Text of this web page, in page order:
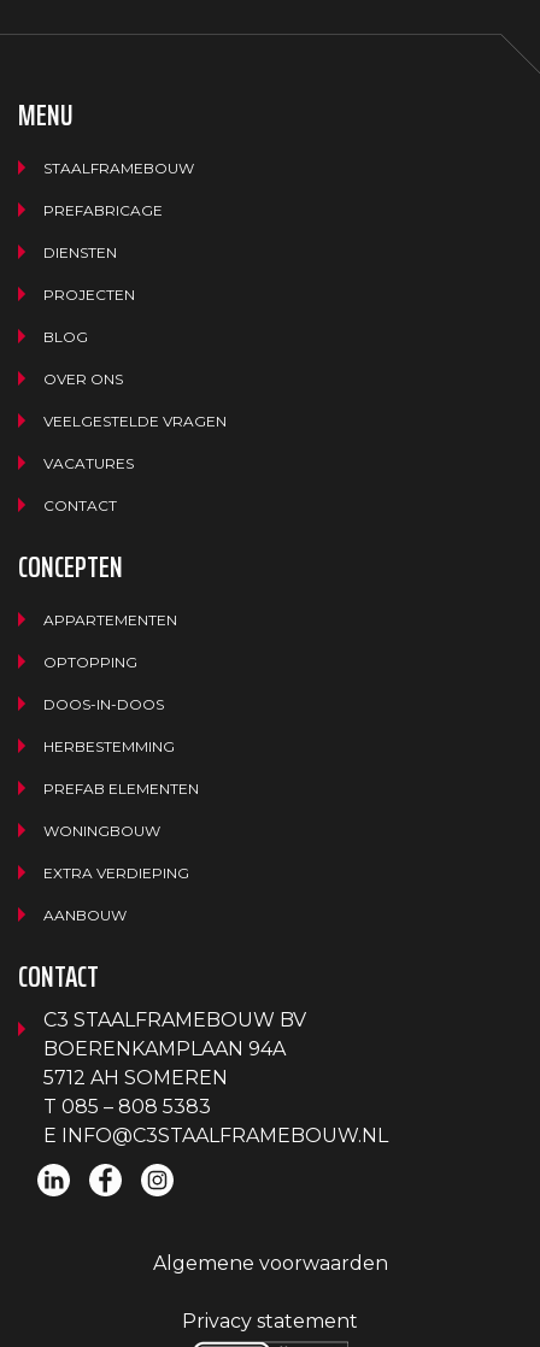
MENU
STAALFRAMEBOUW
PREFABRICAGE
DIENSTEN
PROJECTEN
BLOG
OVER ONS
VEELGESTELDE VRAGEN
VACATURES
CONTACT
CONCEPTEN
APPARTEMENTEN
OPTOPPING
DOOS-IN-DOOS
HERBESTEMMING
PREFAB ELEMENTEN
WONINGBOUW
EXTRA VERDIEPING
AANBOUW
CONTACT
C3 STAALFRAMEBOUW BV
BOERENKAMPLAAN 94A
5712 AH SOMEREN
T 085 – 808 5383
E INFO@C3STAALFRAMEBOUW.NL
Algemene voorwaarden
Privacy statement